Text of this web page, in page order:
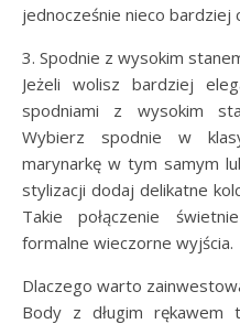
jednocześnie nieco bardziej
3. Spodnie z wysokim
Jeżeli wolisz bardziej
spodniami z wysokim
Wybierz spodnie w
marynarkę w tym samym
stylizacji dodaj delikatne
Takie połączenie
formalne wieczorne wyjścia.
Dlaczego warto
Body z długim